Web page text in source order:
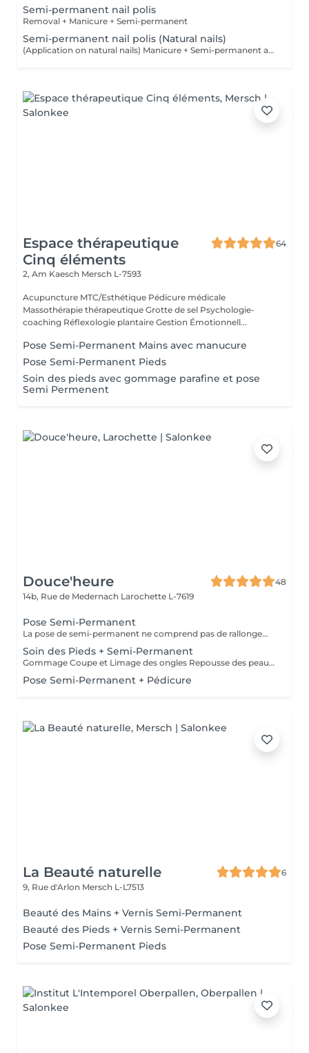
Semi-permanent nail polis
Removal + Manicure + Semi-permanent
Semi-permanent nail polis (Natural nails)
(Application on natural nails) Manicure + Semi-permanent application
Espace thérapeutique
Cinq éléments
64
2, Am Kaesch Mersch L-7593
Acupuncture MTC/Esthétique Pédicure médicale
Massothérapie thérapeutique Grotte de sel Psychologie-
coaching Réflexologie plantaire Gestion Émotionnell...
Pose Semi-Permanent Mains avec manucure
Pose Semi-Permanent Pieds
Soin des pieds avec gommage parafine et pose
Semi Permenent
Douce'heure
48
14b, Rue de Medernach Larochette L-7619
Pose Semi-Permanent
La pose de semi-permanent ne comprend pas de rallongement des ongles. Si vous souhaitez plus de longueur, merci de sélectionner l'option pose complète avec rallongement
Soin des Pieds + Semi-Permanent
Gommage Coupe et Limage des ongles Repousse des peaux mortes Coupe des cuticules Pose de semi-permanent Massage des pieds Masque hydratant
Pose Semi-Permanent + Pédicure
La Beauté naturelle
6
9, Rue d'Arlon Mersch L-L7513
Beauté des Mains + Vernis Semi-Permanent
Beauté des Pieds + Vernis Semi-Permanent
Pose Semi-Permanent Pieds